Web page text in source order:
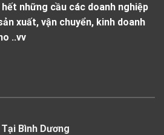
những cầu các doanh nghiệp
xuất, vận chuyển, kinh doanh
..vv
Bình Dương